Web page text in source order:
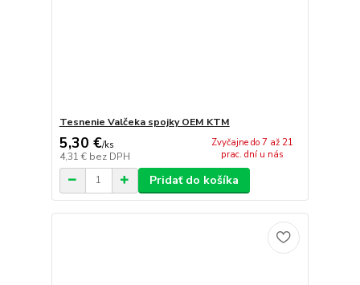
Tesnenie Valčeka spojky OEM KTM
5,30 €/ks
4,31 € bez DPH
Zvyčajne do 7 až 21
prac. dní u nás
Pridať do košíka